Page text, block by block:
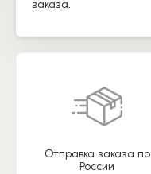
заказа.
Отправка заказа по
России